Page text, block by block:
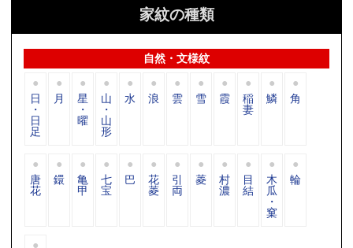
家紋の種類
自然・文様紋
日
・
日
足
月 星
・
曜
山
・
山
形
水 浪 雲 雪 霞 稲
妻
鱗 角
唐
花
鐶 亀
甲
七
宝
巴 花
菱
引
両
菱 村
濃
目
結
木
瓜
・
窠
輪